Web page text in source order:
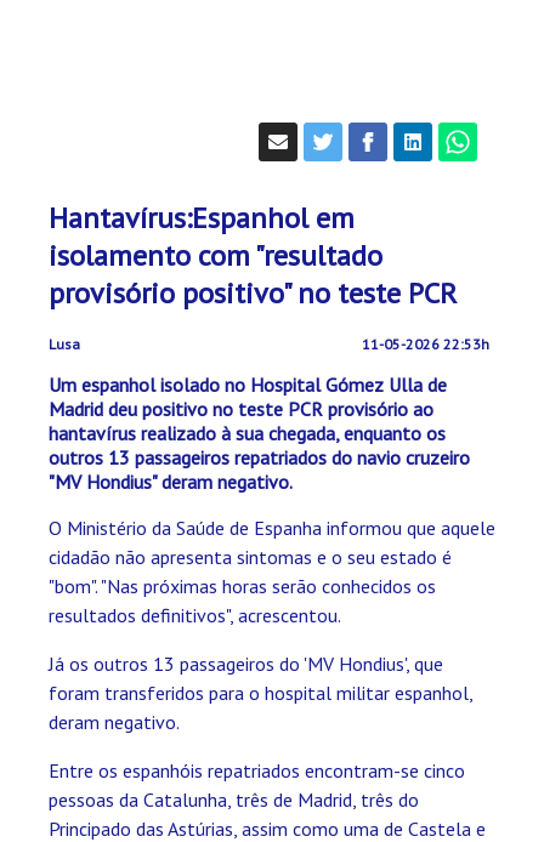
Hantavírus:Espanhol em
isolamento com "resultado
provisório positivo" no teste PCR
Lusa 11-05-2026 22:53h
Um espanhol isolado no Hospital Gómez Ulla de
Madrid deu positivo no teste PCR provisório ao
hantavírus realizado à sua chegada, enquanto os
outros 13 passageiros repatriados do navio cruzeiro
"MV Hondius" deram negativo.
O Ministério da Saúde de Espanha informou que aquele
cidadão não apresenta sintomas e o seu estado é
"bom". "Nas próximas horas serão conhecidos os
resultados definitivos", acrescentou.
Já os outros 13 passageiros do 'MV Hondius', que
foram transferidos para o hospital militar espanhol,
deram negativo.
Entre os espanhóis repatriados encontram-se cinco
pessoas da Catalunha, três de Madrid, três do
Principado das Astúrias, assim como uma de Castela e